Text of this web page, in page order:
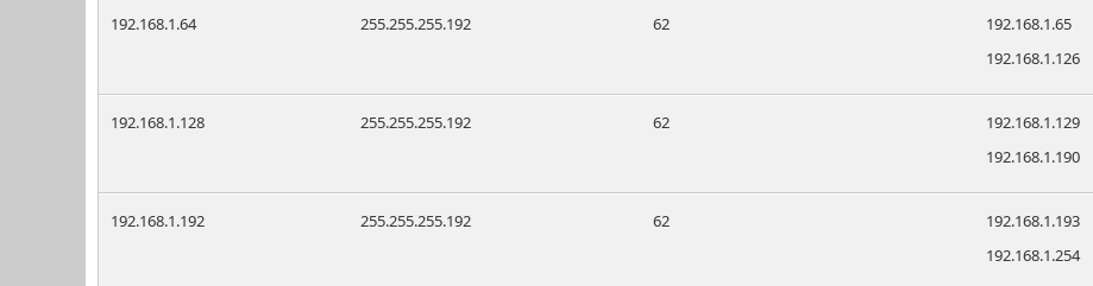
192.168.1.64 255.255.255.192 62
192.168.1.65
192.168.1.126
192.168.1.128 255.255.255.192 62
192.168.1.129
192.168.1.190
192.168.1.192 255.255.255.192 62
192.168.1.193
192.168.1.254